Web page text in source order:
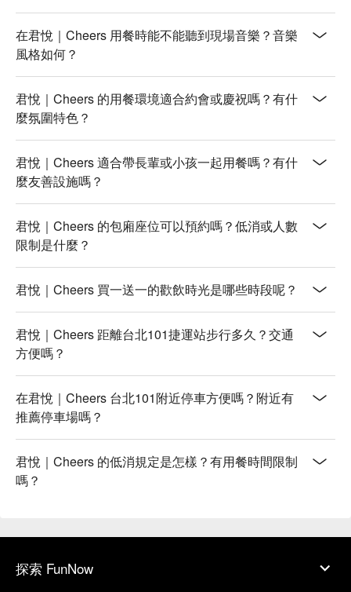
在君悅｜Cheers 用餐時能不能聽到現場音樂？音樂
風格如何？
君悅｜Cheers 的用餐環境適合約會或慶祝嗎？有什
麼氛圍特色？
君悅｜Cheers 適合帶長輩或小孩一起用餐嗎？有什
麼友善設施嗎？
君悅｜Cheers 的包廂座位可以預約嗎？低消或人數
限制是什麼？
君悅｜Cheers 買一送一的歡飲時光是哪些時段呢？
君悅｜Cheers 距離台北101捷運站步行多久？交通
方便嗎？
在君悅｜Cheers 台北101附近停車方便嗎？附近有
推薦停車場嗎？
君悅｜Cheers 的低消規定是怎樣？有用餐時間限制
嗎？
探索 FunNow